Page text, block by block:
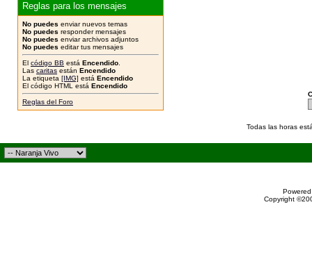
Reglas para los mensajes
No puedes enviar nuevos temas
No puedes responder mensajes
No puedes enviar archivos adjuntos
No puedes editar tus mensajes
El código BB está Encendido
Las caritas están Encendido
La etiqueta [IMG] está Encendido
El código HTML está Encendido
Reglas del Foro
Todas las horas
Copyright